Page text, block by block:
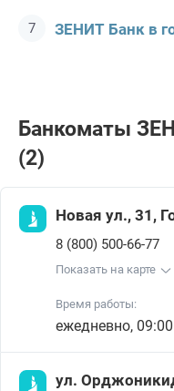
ЗЕНИТ Банк в
Банкоматы
(2)
Новая ул., 31,
8 (800) 500-66-77
Показать на карте
Время работы:
ежедневно,
ул.